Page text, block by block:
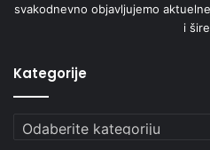
svakodnevno objavljujemo
i
Kategorije
Kategorije